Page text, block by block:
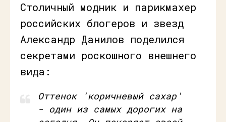
Столичный модник и парикмахер
российских блогеров и звезд
Александр Данилов поделился
секретами роскошного внешнего
вида:
Оттенок 'коричневый сахар'
- один из самых дорогих на